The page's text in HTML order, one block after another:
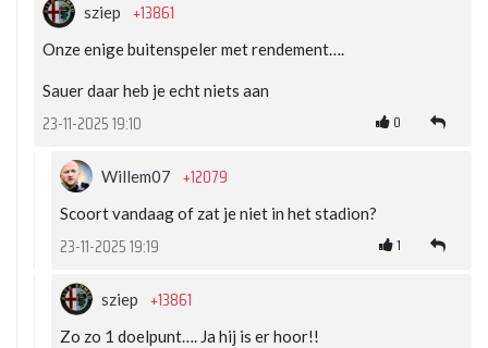
sziep +13861
Onze enige buitenspeler met rendement….
Sauer daar heb je echt niets aan
23-11-2025 19:10 0
Willem07 +12079
Scoort vandaag of zat je niet in het stadion?
23-11-2025 19:19 1
sziep +13861
Zo zo 1 doelpunt…. Ja hij is er hoor!!